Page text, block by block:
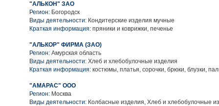
"АЛЬКОН" ЗАО
Регион: Богородск
Виды деятельности: Кондитерские изделия мучные
Краткая информация: пряники и коврижки, печенье
"АЛЬКОР" ФИРМА (ЗАО)
Регион: Амурская область
Виды деятельности: Хлеб и хлебобулочные изделия
Краткая информация: костюмы, платья, сорочки, брюки, блузки,
"АМАРАС" ООО
Регион: Москва
Виды деятельности: Колбасные изделия, Хлеб и хлебобулочные